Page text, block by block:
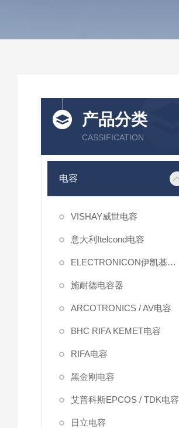
产品分类
CASSIFICATION
电容
VISHAY威世电容
意大利Itelcond电容
ELECTRONICON伊凯基电容
施耐德电容器
ARCOTRONICS / AV电容
BHC RIFA KEMET电容
RIFA电容
黑金刚电容
艾普科斯EPCOS / TDK电容
日立电容